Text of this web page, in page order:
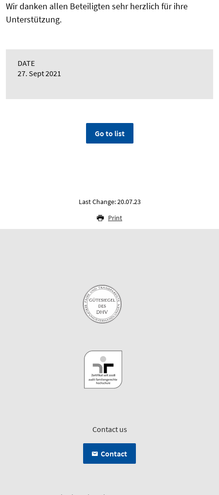
Wir danken allen Beteiligten sehr herzlich für ihre
Unterstützung.
DATE
27. Sept 2021
Go to list
Last Change: 20.07.23
Print
Contact us
Contact